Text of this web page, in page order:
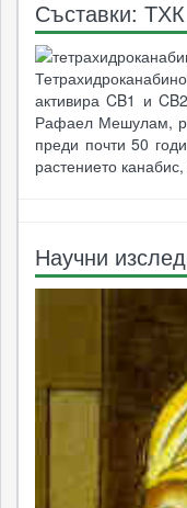
Съставки: ТХК
активира CB1 и
Рафаел Мешулам,
преди почти 50
растението
Научни